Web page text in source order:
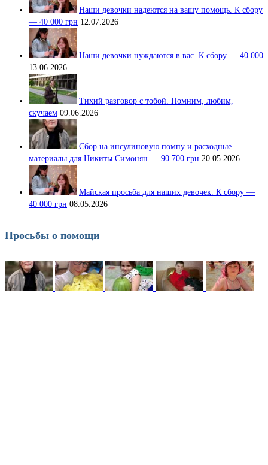
Наши девочки надеются на вашу помощь. К сбору
— 40 000 грн 12.07.2026
Наши девочки нуждаются в вас. К сбору — 40 000
13.06.2026
Тихий разговор с тобой. Помним, любим,
скучаем 09.06.2026
Сбор на инсулиновую помпу и расходные
материалы для Никиты Симонян — 90 700 грн 20.05.2026
Майская просьба для наших девочек. К сбору —
40 000 грн 08.05.2026
Просьбы о помощи